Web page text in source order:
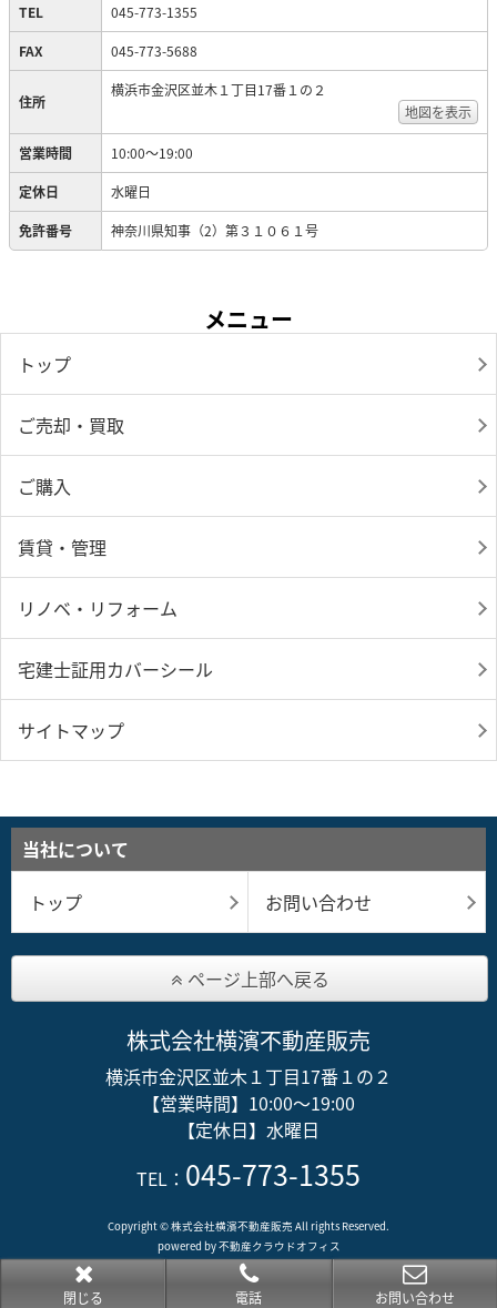
TEL 045-773-1355
FAX 045-773-5688
住所
横浜市金沢区並木１丁目17番１の２
地図を表示
営業時間 10:00～19:00
定休日 水曜日
免許番号 神奈川県知事（2）第３１０６１号
閉じる 電話 お問い合わせ
メニュー
トップ
ご売却・買取
ご購入
賃貸・管理
リノベ・リフォーム
宅建士証用カバーシール
サイトマップ
当社について
トップ
お問い合わせ
ページ上部へ戻る
株式会社横濱不動産販売
横浜市金沢区並木１丁目17番１の２
【営業時間】10:00～19:00
【定休日】水曜日
TEL： 045-773-1355
Copyright © 株式会社横濱不動産販売 All rights Reserved.
powered by 不動産クラウドオフィス